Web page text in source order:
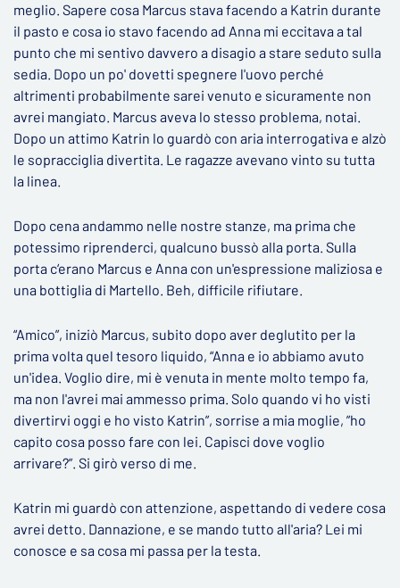
meglio. Sapere cosa Marcus stava facendo a Katrin durante
il pasto e cosa io stavo facendo ad Anna mi eccitava a tal
punto che mi sentivo davvero a disagio a stare seduto sulla
sedia. Dopo un po' dovetti spegnere l'uovo perché
altrimenti probabilmente sarei venuto e sicuramente non
avrei mangiato. Marcus aveva lo stesso problema, notai.
Dopo un attimo Katrin lo guardò con aria interrogativa e alzò
le sopracciglia divertita. Le ragazze avevano vinto su tutta
la linea.
Dopo cena andammo nelle nostre stanze, ma prima che
potessimo riprenderci, qualcuno bussò alla porta. Sulla
porta c‘erano Marcus e Anna con un'espressione maliziosa e
una bottiglia di Martello. Beh, difficile rifiutare.
“Amico”, iniziò Marcus, subito dopo aver deglutito per la
prima volta quel tesoro liquido, “Anna e io abbiamo avuto
un'idea. Voglio dire, mi è venuta in mente molto tempo fa,
ma non l'avrei mai ammesso prima. Solo quando vi ho visti
divertirvi oggi e ho visto Katrin”, sorrise a mia moglie, ”ho
capito cosa posso fare con lei. Capisci dove voglio
arrivare?”. Si girò verso di me.
Katrin mi guardò con attenzione, aspettando di vedere cosa
avrei detto. Dannazione, e se mando tutto all'aria? Lei mi
conosce e sa cosa mi passa per la testa.